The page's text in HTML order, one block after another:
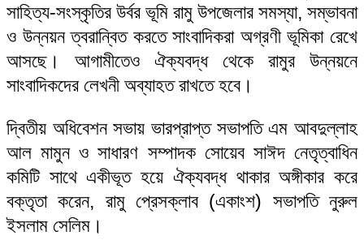
সাহিত্য-সংস্কৃতির উর্বর ভূমি রামু উপজেলার সমস্যা, সম্ভাবনা
ও উন্নয়ন ত্বরান্বিত করতে সাংবাদিকরা অগ্রণী ভূমিকা রেখে
আসছে। আগামীতেও ঐক্যবদ্ধ থেকে রামুর উন্নয়নে
সাংবাদিকদের লেখনী অব্যাহত রাখতে হবে।
দ্বিতীয় অধিবেশন সভায় ভারপ্রাপ্ত সভাপতি এম আবদুল্লাহ
আল মামুন ও সাধারণ সম্পাদক সোয়েব সাঈদ নেতৃত্বাধিন
কমিটি সাথে একীভূত হয়ে ঐক্যবদ্ধ থাকার অঙ্গীকার করে
বক্তৃতা করেন, রামু প্রেসক্লাব (একাংশ) সভাপতি নুরুল
ইসলাম সেলিম।